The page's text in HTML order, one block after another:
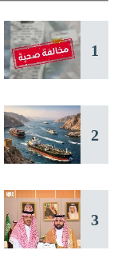
1
2
3